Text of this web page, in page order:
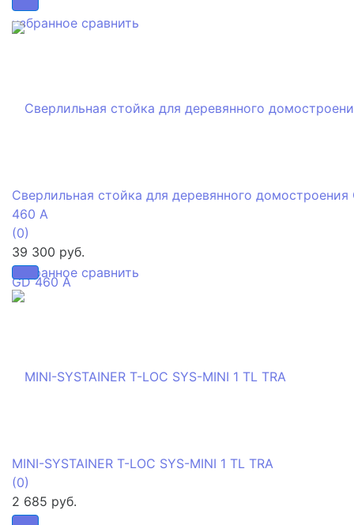
избранное сравнить
избранное сравнить
Сверлильная стойка для деревянного домостроения
460 A
(0)
39 300 руб.
MINI-SYSTAINER T-LOC SYS-MINI 1 TL TRA
(0)
2 685 руб.